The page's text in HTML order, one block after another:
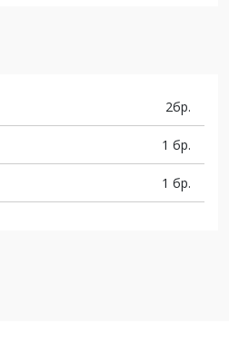
2бр.
1 бр.
1 бр.